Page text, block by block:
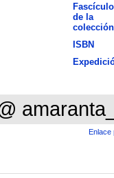
Fascículo
de la
colección
ISBN
Enlace